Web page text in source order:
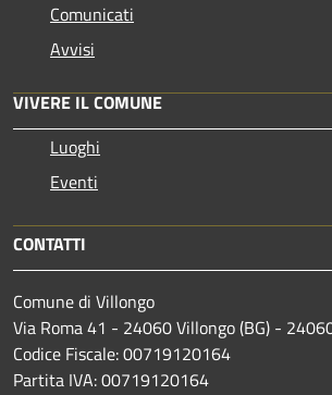
Comunicati
Avvisi
VIVERE IL COMUNE
Luoghi
Eventi
CONTATTI
Comune di Villongo
Via Roma 41 - 24060 Villongo (BG) -
Codice Fiscale: 00719120164
Partita IVA: 00719120164